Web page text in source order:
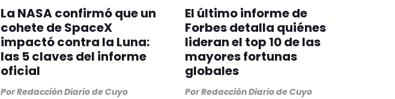
La NASA confirmó que un
cohete de SpaceX
impactó contra la Luna:
las 5 claves del informe
oficial
PorRedacción Diario de Cuyo
El último informe de
Forbes detalla quiénes
lideran el top 10 de las
mayores fortunas
globales
PorRedacción Diario de Cuyo